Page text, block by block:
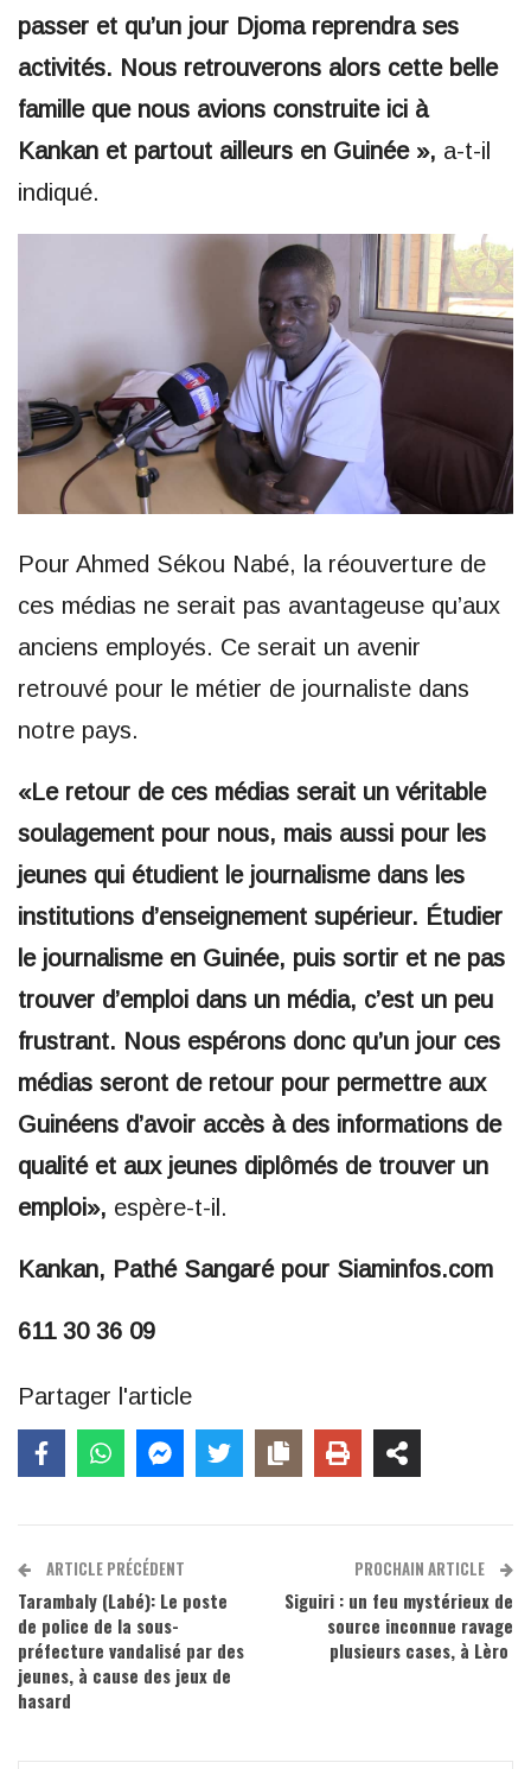
passer et qu’un jour Djoma reprendra ses
activités. Nous retrouverons alors cette belle
famille que nous avions construite ici à
Kankan et partout ailleurs en Guinée », a-t-il
indiqué.
Pour Ahmed Sékou Nabé, la réouverture de
ces médias ne serait pas avantageuse qu’aux
anciens employés. Ce serait un avenir
retrouvé pour le métier de journaliste dans
notre pays.
«Le retour de ces médias serait un véritable
soulagement pour nous, mais aussi pour les
jeunes qui étudient le journalisme dans les
institutions d’enseignement supérieur. Étudier
le journalisme en Guinée, puis sortir et ne pas
trouver d’emploi dans un média, c’est un peu
frustrant. Nous espérons donc qu’un jour ces
médias seront de retour pour permettre aux
Guinéens d’avoir accès à des informations de
qualité et aux jeunes diplômés de trouver un
emploi», espère-t-il.
Kankan, Pathé Sangaré pour Siaminfos.com
611 30 36 09
Partager l'article
ARTICLE PRÉCÉDENT
Tarambaly (Labé): Le poste
de police de la sous-
préfecture vandalisé par des
jeunes, à cause des jeux de
hasard
PROCHAIN ARTICLE
Siguiri : un feu mystérieux de
source inconnue ravage
plusieurs cases, à Lèro